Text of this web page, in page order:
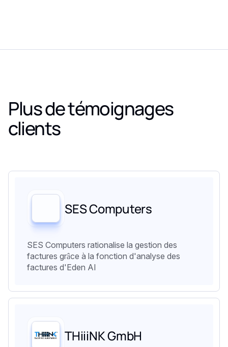
Plus de témoignages
clients
SES Computers
SES Computers rationalise la gestion des
factures grâce à la fonction d'analyse des
factures d'Eden AI
THiiiNK GmbH